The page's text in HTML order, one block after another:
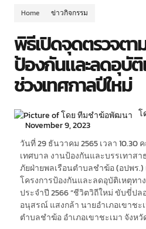
Home ข่าวกิจกรรม
พิธีเปิดจุดตรวจตา
ป้องกันและลดอุบัติ
ช่วงเทศกาลปีใหม่
โ
November 9, 2023
วันที่ 29 ธันวาคม 2565 เวลา
เทศบาล งานป้องกันและบรรเทาส
ภัยฝ่ายพลเรือนตำบลชำฆ้อ (อปพร
โครงการป้องกันและลดอุบัติเหตุท
ประจำปี 2566 “ชีวิตวิถีใหม่ ขับขี่ปล
อนุสรณ์ แสงกล้า นายอำเภอเขาช
ตำบลชำฆ้อ อำเภอเขาชะเมา จังหวั